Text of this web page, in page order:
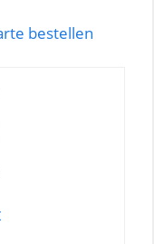
bestellen